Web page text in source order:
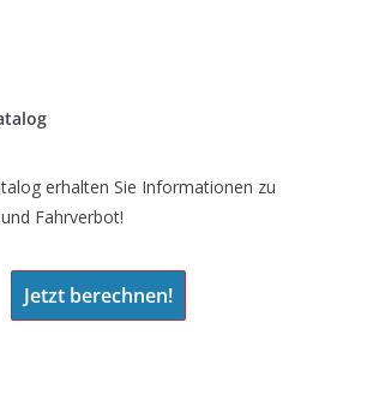
erhalten Sie Informationen zu
Fahrverbot!
Jetzt berechnen!